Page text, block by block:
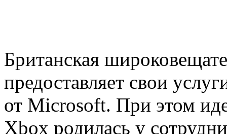
Британская
предоставляет свои
от Microsoft. При этом
Xbox родилась у